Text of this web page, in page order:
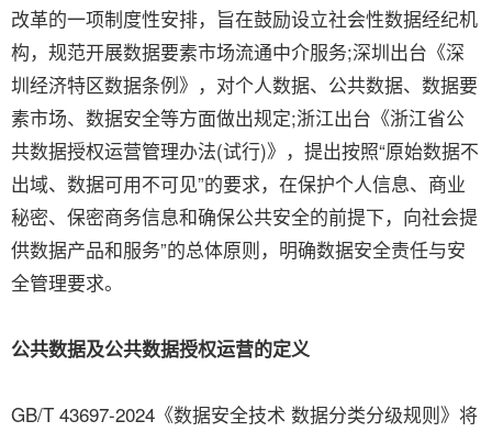
改革的一项制度性安排，旨在鼓励设立社会性数据经纪机
构，规范开展数据要素市场流通中介服务;深圳出台《深
圳经济特区数据条例》，对个人数据、公共数据、数据要
素市场、数据安全等方面做出规定;浙江出台《浙江省公
共数据授权运营管理办法(试行)》，提出按照“原始数据不
出域、数据可用不可见”的要求，在保护个人信息、商业
秘密、保密商务信息和确保公共安全的前提下，向社会提
供数据产品和服务”的总体原则，明确数据安全责任与安
全管理要求。
公共数据及公共数据授权运营的定义
GB/T 43697-2024《数据安全技术 数据分类分级规则》将